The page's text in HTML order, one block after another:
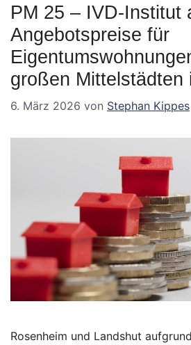
PM 25 – IVD-Institut
Angebotspreise für
großen Mittelstädten
6. März 2026 von Stephan Kippes
Rosenheim und Landshut